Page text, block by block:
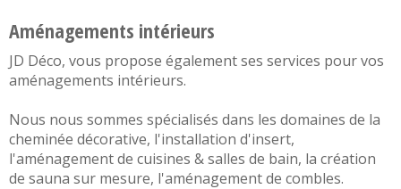
Aménagements intérieurs
JD Déco, vous propose également ses services pour vos
aménagements intérieurs.
Nous nous sommes spécialisés dans les domaines de la
cheminée décorative, l'installation d'insert,
l'aménagement de cuisines &salles de bain, la création
de sauna sur mesure, l'aménagement de combles.